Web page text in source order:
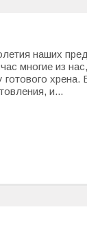
наших
многие из
хрена.
и...